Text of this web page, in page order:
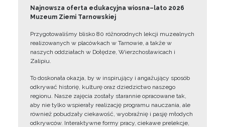
Najnowsza oferta edukacyjna wiosna–lato 2026
Muzeum Ziemi Tarnowskiej
Przygotowaliśmy blisko 80 różnorodnych lekcji muzealnych
realizowanych w placówkach w Tarnowie, a także w
naszych oddziałach w Dołędze, Wierzchosławicach i
Zalipiu.
To doskonała okazja, by w inspirujący i angażujący sposób
odkrywać historię, kulturę oraz dziedzictwo naszego
regionu. Nasze zajęcia zostały starannie opracowane tak,
aby nie tylko wspierały realizację programu nauczania, ale
również pobudzały ciekawość, wyobraźnię i pasję młodych
odkrywców. Interaktywne formy pracy, ciekawe prelekcje,